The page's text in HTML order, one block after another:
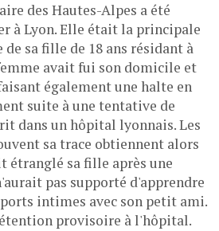
des Hautes-Alpes a été
à Lyon. Elle était la principale
sa fille de 18 ans résidant à
avait fui son domicile et
également une halte en
suite à une tentative de
dans un hôpital lyonnais. Les
sa trace obtiennent alors
étranglé sa fille après une
pas supporté d'apprendre
intimes avec son petit ami.
provisoire à l'hôpital.